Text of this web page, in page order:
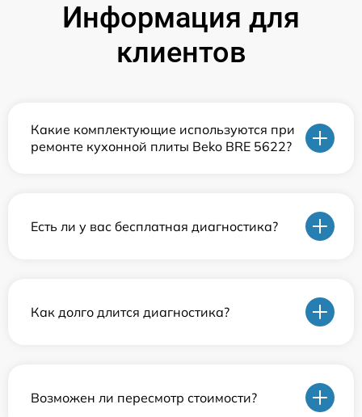
Информация для
клиентов
Какие комплектующие используются при
ремонте кухонной плиты Beko BRE 5622?
Есть ли у вас бесплатная диагностика?
Как долго длится диагностика?
Возможен ли пересмотр стоимости?